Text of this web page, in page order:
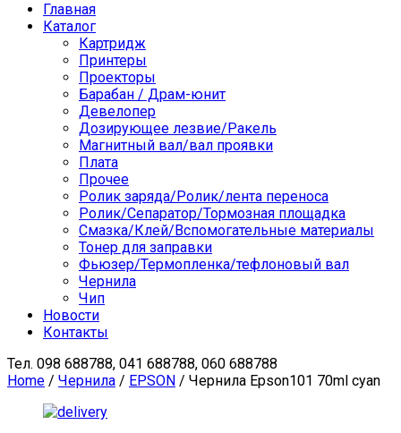
Главная
Каталог
Картридж
Принтеры
Проекторы
Барабан / Драм-юнит
Девелопер
Дозирующее лезвие/Ракель
Магнитный вал/вал проявки
Плата
Прочее
Ролик заряда/Ролик/лента переноса
Ролик/Сепаратор/Тормозная площадка
Смазка/Клей/Вспомогательные материалы
Тонер для заправки
Фьюзер/Термопленка/тефлоновый вал
Чернила
Чип
Новости
Контакты
Тел. 098 688788, 041 688788, 060 688788
Home / Чернила / EPSON / Чернила Epson101 70ml cyan